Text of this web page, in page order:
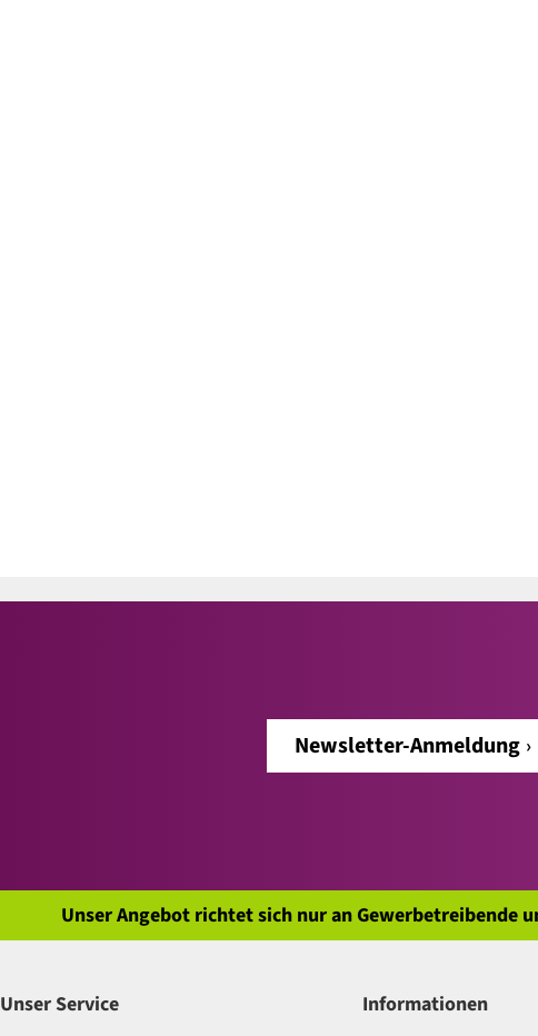
Newsletter-Anmeldung
Unser Angebot richtet sich nur an Gewerbetreibende
Unser Service Informationen